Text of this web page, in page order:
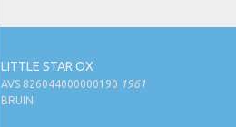
LITTLE STAR OX
AVS 826044000000190 1961
BRUIN